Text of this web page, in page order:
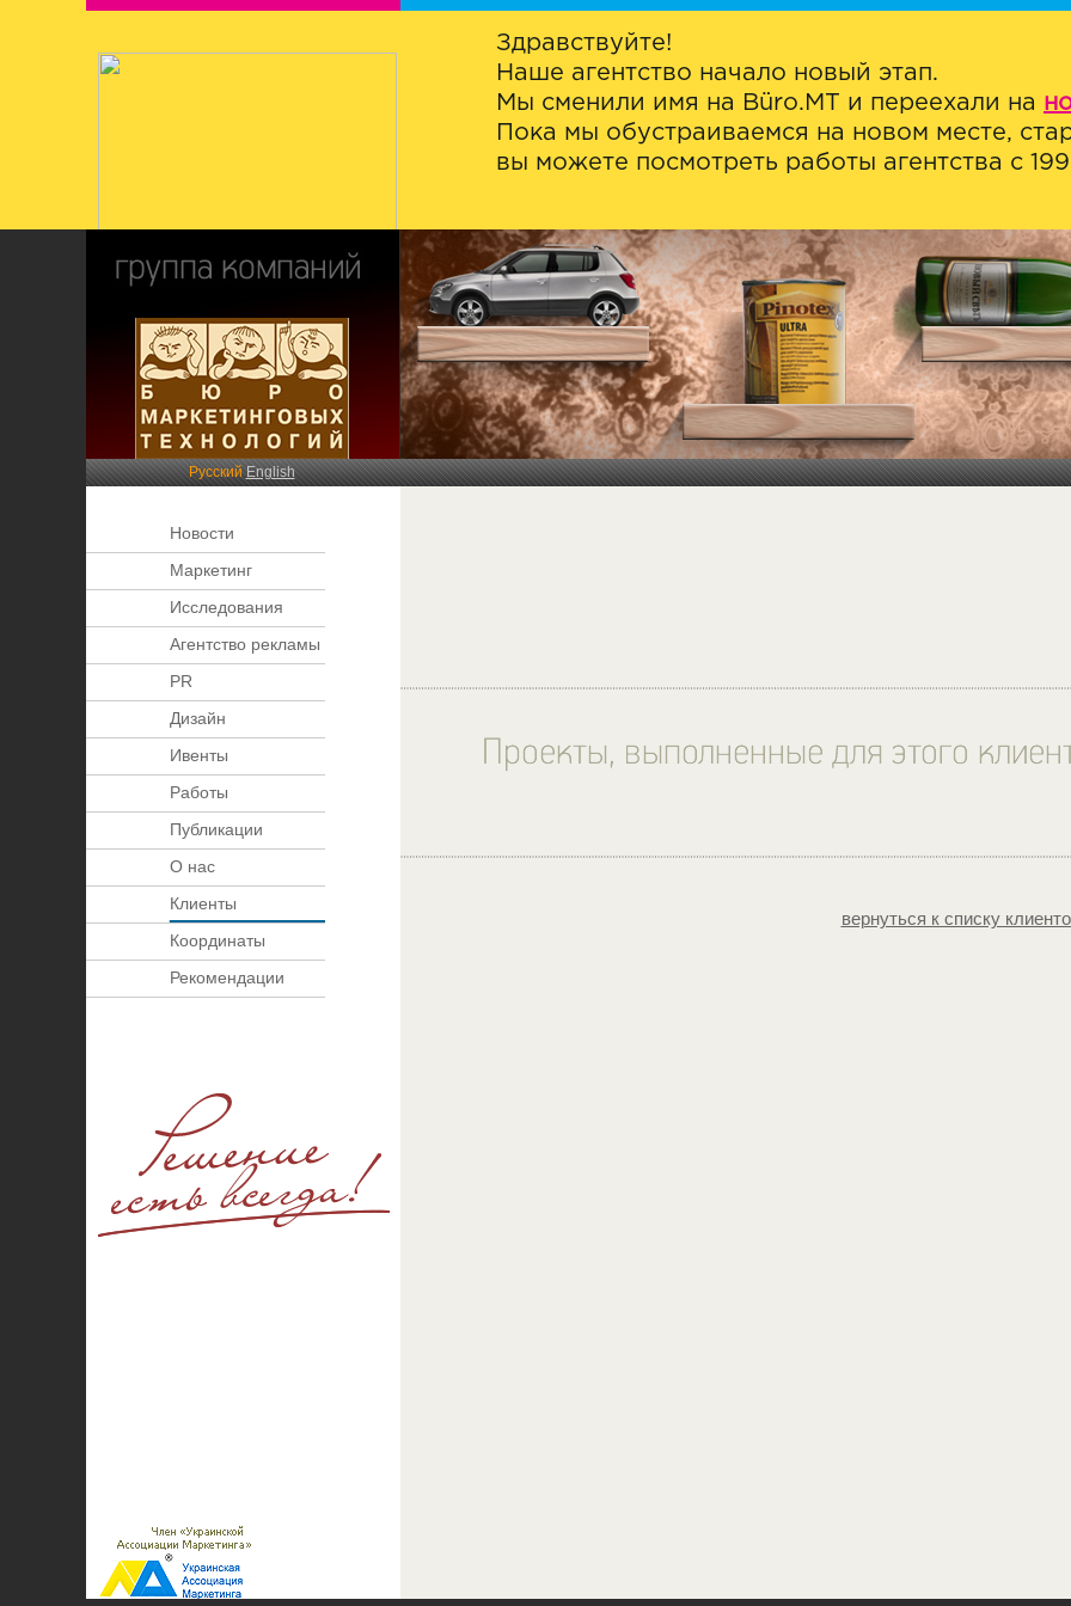
Здравствуйте!
Наше агентство начало новый этап.
Мы сменили имя на Büro.MT и переехали на
Пока мы обустраиваемся на новом месте,
вы можете посмотреть работы агентства с
РусскийEnglish
Новости
Маркетинг
Исследования
Агентство рекламы
PR
Дизайн
Ивенты
Работы
Публикации
О нас
Клиенты
Координаты
Рекомендации
вернуться к списку